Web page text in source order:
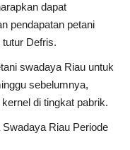
dapat
pendapatan petani
Defris.
swadaya Riau untuk
sebelumnya,
di tingkat pabrik.
Riau Periode